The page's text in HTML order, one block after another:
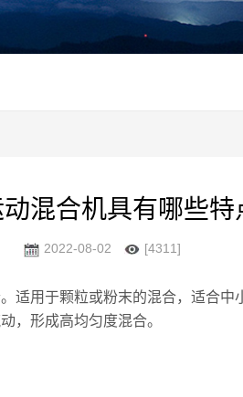
混合机具有哪些特
2022-08-02 [4311]
用于颗粒或粉末的混合，适合中
，形成高均匀度混合。